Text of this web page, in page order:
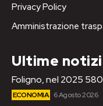
Privacy Policy
Amministrazione
Ultime
Foligno, nel 2025
ECONOMIA 6 Agosto 2026